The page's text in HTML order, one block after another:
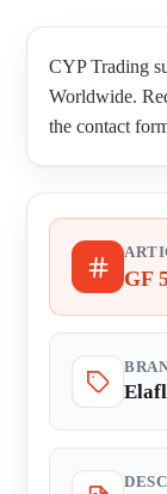
CYP Trading
Worldwide.
the contact
GF